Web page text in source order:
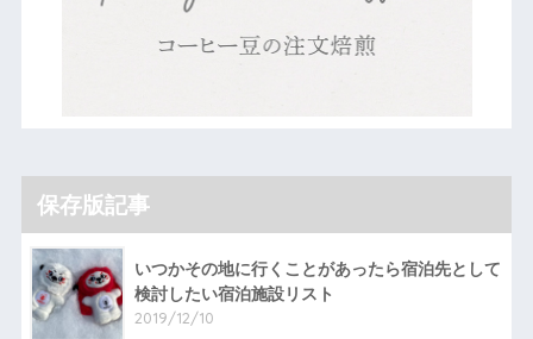
保存版記事
いつかその地に行くことがあったら宿泊先として
検討したい宿泊施設リスト
2019/12/10